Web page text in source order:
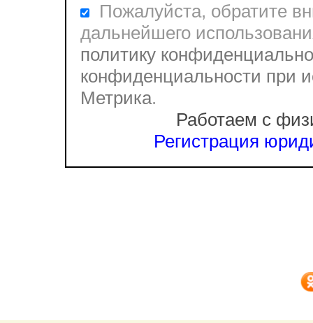
Пожалуйста, обратите
дальнейшего
политику
конфиденциальности при
Метрика.
Работаем с
Регистрация